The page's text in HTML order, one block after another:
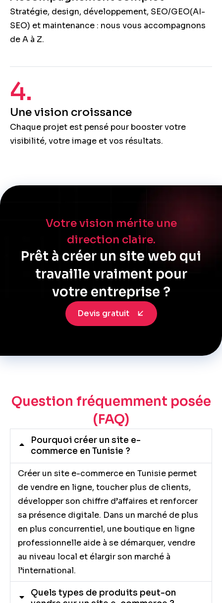
Stratégie, design, développement, SEO/GEO(AI-
SEO) et maintenance : nous vous accompagnons
de A à Z.
4.
Une vision croissance
Chaque projet est pensé pour booster votre
visibilité, votre image et vos résultats.
Votre vision mérite une
direction claire.
Prêt à créer un site web qui
travaille vraiment pour
votre entreprise ?
Devis gratuit
Question fréquemment posée
(FAQ)
Pourquoi créer un site e-
commerce en Tunisie ?
Créer un site e-commerce en Tunisie permet
de vendre en ligne, toucher plus de clients,
développer son chiffre d’affaires et renforcer
sa présence digitale. Dans un marché de plus
en plus concurrentiel, une boutique en ligne
professionnelle aide à se démarquer, vendre
au niveau local et élargir son marché à
l’international.
Quels types de produits peut-on